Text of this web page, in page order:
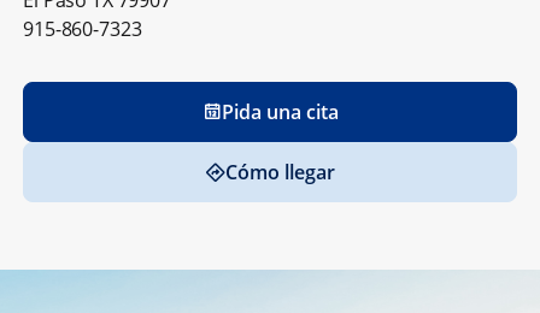
915-860-7323
Pida una cita
Cómo llegar